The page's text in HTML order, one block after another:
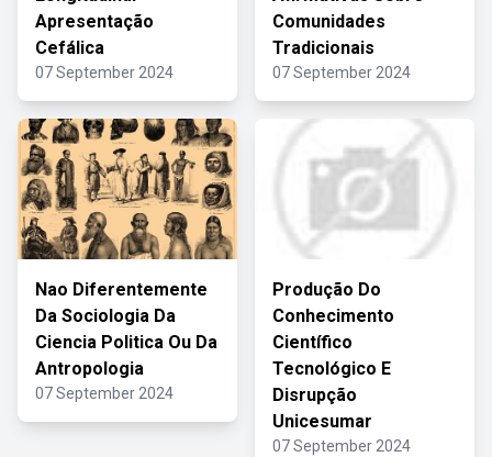
Apresentação
Cefálica
07 September 2024
Comunidades
Tradicionais
07 September 2024
Nao Diferentemente
Da Sociologia Da
Ciencia Politica Ou Da
Antropologia
07 September 2024
Produção Do
Conhecimento
Científico
Tecnológico E
Disrupção
Unicesumar
07 September 2024